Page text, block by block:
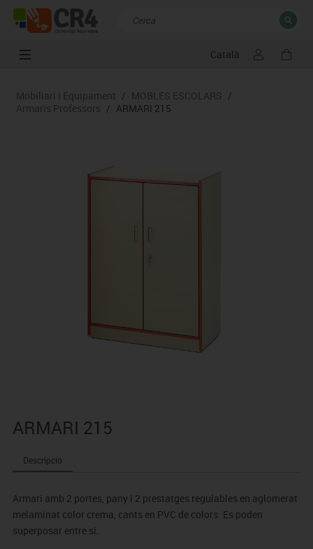
Català
Resultats de la recerca TANCAR
Mobiliari i Equipament / MOBLES ESCOLARS /
Armaris Professors / ARMARI 215
ARMARI 215
Descripció
Armari amb 2 portes, pany i 2 prestatges regulables en aglomerat
melaminat color crema, cants en PVC de colors. Es poden
superposar entre si.